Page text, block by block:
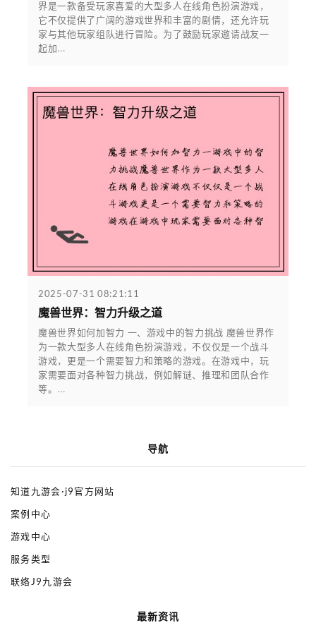
界是一款备受玩家喜爱的大型多人在线角色扮演游戏，
它不仅提供了广阔的游戏世界和丰富的剧情，还允许玩
家与其他玩家组队进行冒险。为了鼓励玩家邀请战友一
起加...
2025-07-31 08:21:11
魔兽世界：智力升级之道
魔兽世界如何加智力 一、游戏中的智力挑战 魔兽世界作
为一款大型多人在线角色扮演游戏，不仅仅是一个战斗
游戏，更是一个需要智力和策略的游戏。在游戏中，玩
家需要面对各种智力挑战，例如解谜、推理和团队合作
等。...
导航
知道九游会·j9官方网站
案例中心
游戏中心
服务类型
联络J9九游会
最新资讯